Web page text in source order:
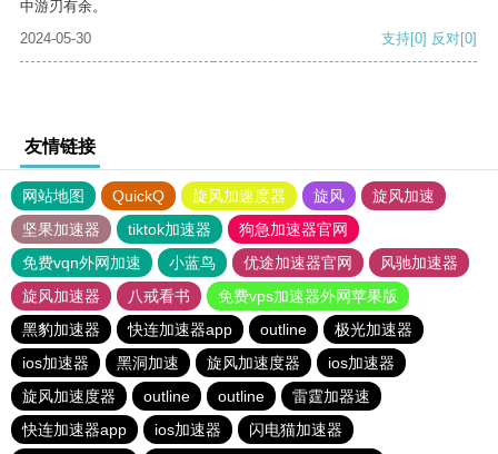
中游刃有余。
2024-05-30
支持[0] 反对[0]
友情链接
网站地图 QuickQ 旋风加速度器 旋风
旋风加速
坚果加速器
tiktok加速器
狗急加速器官网
免费vqn外网加速
小蓝鸟 优途加速器官网
风驰加速器
旋风加速器
八戒看书
免费vps加速器外网苹果版
黑豹加速器
快连加速器app outline
极光加速器
ios加速器
黑洞加速 旋风加速度器
ios加速器
旋风加速度器
outline outline
雷霆加器速
快连加速器app
ios加速器 闪电猫加速器